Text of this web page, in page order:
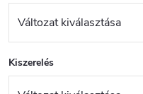
Kiszerelés